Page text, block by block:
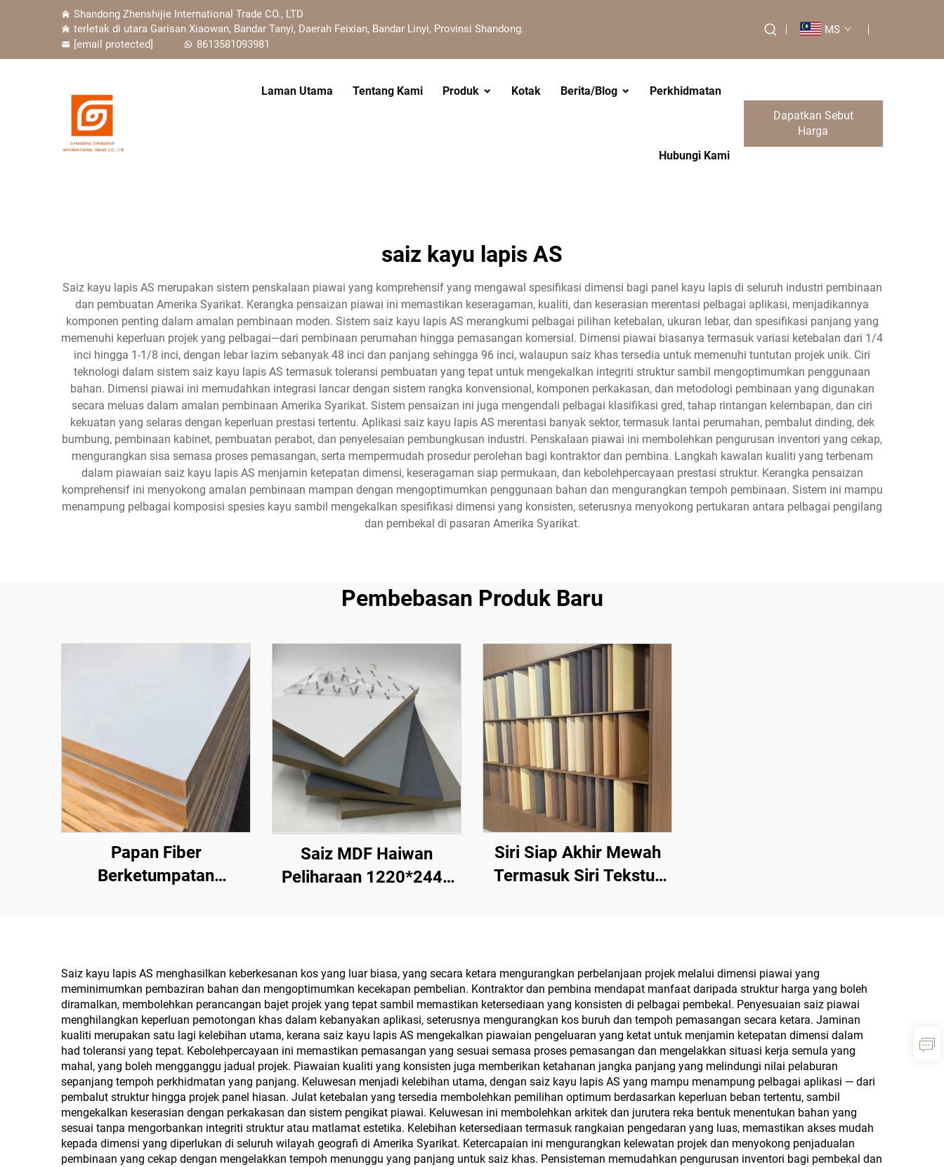
Shandong Zhenshijie International Trade CO., LTD
terletak di utara Garisan Xiaowan, Bandar Tanyi, Daerah Feixian, Bandar Linyi, Provinsi Shandong.
[email protected]
8613581093981
MS
Laman Utama Tentang Kami Produk Kotak Berita/Blog Perkhidmatan
Hubungi Kami
Dapatkan Sebut
Harga
saiz kayu lapis AS
Saiz kayu lapis AS merupakan sistem penskalaan piawai yang komprehensif yang mengawal spesifikasi dimensi bagi panel kayu lapis di seluruh industri pembinaan
dan pembuatan Amerika Syarikat. Kerangka pensaizan piawai ini memastikan keseragaman, kualiti, dan keserasian merentasi pelbagai aplikasi, menjadikannya
komponen penting dalam amalan pembinaan moden. Sistem saiz kayu lapis AS merangkumi pelbagai pilihan ketebalan, ukuran lebar, dan spesifikasi panjang yang
memenuhi keperluan projek yang pelbagai—dari pembinaan perumahan hingga pemasangan komersial. Dimensi piawai biasanya termasuk variasi ketebalan dari 1/4
inci hingga 1-1/8 inci, dengan lebar lazim sebanyak 48 inci dan panjang sehingga 96 inci, walaupun saiz khas tersedia untuk memenuhi tuntutan projek unik. Ciri
teknologi dalam sistem saiz kayu lapis AS termasuk toleransi pembuatan yang tepat untuk mengekalkan integriti struktur sambil mengoptimumkan penggunaan
bahan. Dimensi piawai ini memudahkan integrasi lancar dengan sistem rangka konvensional, komponen perkakasan, dan metodologi pembinaan yang digunakan
secara meluas dalam amalan pembinaan Amerika Syarikat. Sistem pensaizan ini juga mengendali pelbagai klasifikasi gred, tahap rintangan kelembapan, dan ciri
kekuatan yang selaras dengan keperluan prestasi tertentu. Aplikasi saiz kayu lapis AS merentasi banyak sektor, termasuk lantai perumahan, pembalut dinding, dek
bumbung, pembinaan kabinet, pembuatan perabot, dan penyelesaian pembungkusan industri. Penskalaan piawai ini membolehkan pengurusan inventori yang cekap,
mengurangkan sisa semasa proses pemasangan, serta mempermudah prosedur perolehan bagi kontraktor dan pembina. Langkah kawalan kualiti yang terbenam
dalam piawaian saiz kayu lapis AS menjamin ketepatan dimensi, keseragaman siap permukaan, dan kebolehpercayaan prestasi struktur. Kerangka pensaizan
komprehensif ini menyokong amalan pembinaan mampan dengan mengoptimumkan penggunaan bahan dan mengurangkan tempoh pembinaan. Sistem ini mampu
menampung pelbagai komposisi spesies kayu sambil mengekalkan spesifikasi dimensi yang konsisten, seterusnya menyokong pertukaran antara pelbagai pengilang
dan pembekal di pasaran Amerika Syarikat.
Pembebasan Produk Baru
Papan Fiber
Berketumpatan
diperbuat daripada serat
kayu atau serat
tumbuhan lain untuk
papan dapur, papan
perabot dan juga papan
pembungkusan
Saiz MDF Haiwan
Peliharaan 1220*2440
dan Matte untuk Kabinet
Siri Siap Akhir Mewah
Termasuk Siri Tekstur
Tinta Puitis Oriental
untuk MDF, Papan Chip,
Papan Partikel, Kayu
Lapis dan Papan Blok
Saiz kayu lapis AS menghasilkan keberkesanan kos yang luar biasa, yang secara ketara mengurangkan perbelanjaan projek melalui dimensi piawai yang
meminimumkan pembaziran bahan dan mengoptimumkan kecekapan pembelian. Kontraktor dan pembina mendapat manfaat daripada struktur harga yang boleh
diramalkan, membolehkan perancangan bajet projek yang tepat sambil memastikan ketersediaan yang konsisten di pelbagai pembekal. Penyesuaian saiz piawai
menghilangkan keperluan pemotongan khas dalam kebanyakan aplikasi, seterusnya mengurangkan kos buruh dan tempoh pemasangan secara ketara. Jaminan
kualiti merupakan satu lagi kelebihan utama, kerana saiz kayu lapis AS mengekalkan piawaian pengeluaran yang ketat untuk menjamin ketepatan dimensi dalam
had toleransi yang tepat. Kebolehpercayaan ini memastikan pemasangan yang sesuai semasa proses pemasangan dan mengelakkan situasi kerja semula yang
mahal, yang boleh mengganggu jadual projek. Piawaian kualiti yang konsisten juga memberikan ketahanan jangka panjang yang melindungi nilai pelaburan
sepanjang tempoh perkhidmatan yang panjang. Keluwesan menjadi kelebihan utama, dengan saiz kayu lapis AS yang mampu menampung pelbagai aplikasi — dari
pembalut struktur hingga projek panel hiasan. Julat ketebalan yang tersedia membolehkan pemilihan optimum berdasarkan keperluan beban tertentu, sambil
mengekalkan keserasian dengan perkakasan dan sistem pengikat piawai. Keluwesan ini membolehkan arkitek dan jurutera reka bentuk menentukan bahan yang
sesuai tanpa mengorbankan integriti struktur atau matlamat estetika. Kelebihan ketersediaan termasuk rangkaian pengedaran yang luas, memastikan akses mudah
kepada dimensi yang diperlukan di seluruh wilayah geografi di Amerika Syarikat. Ketercapaian ini mengurangkan kelewatan projek dan menyokong penjadualan
pembinaan yang cekap dengan mengelakkan tempoh menunggu yang panjang untuk saiz khas. Pensisteman memudahkan pengurusan inventori bagi pembekal dan